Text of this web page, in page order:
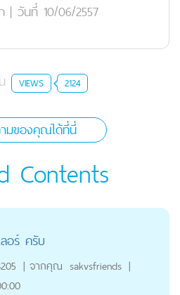
| วันที่ 10/06/2557
VIEWS 2124
มของคุณได้ที่นี่
Contents
อร์ ครับ
| จากคุณ sakvsfriends |